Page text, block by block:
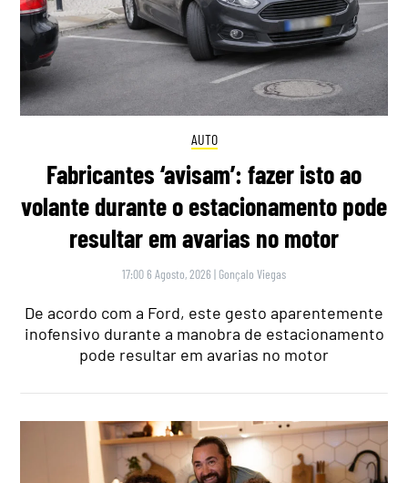
AUTO
Fabricantes ‘avisam’: fazer isto ao
volante durante o estacionamento pode
resultar em avarias no motor
17:00 6 Agosto, 2026 | Gonçalo Viegas
De acordo com a Ford, este gesto aparentemente
inofensivo durante a manobra de estacionamento
pode resultar em avarias no motor